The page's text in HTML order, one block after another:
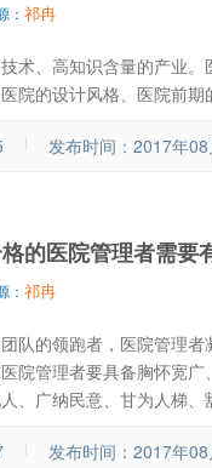
： 祁冉
、高知识含量的产业。
院的设计风格、医院前期
发布时间：2017年08
的医院管理者需要
： 祁冉
队的领跑者，医院管理
院管理者要具备胸怀宽
、广纳民意、甘为人梯、
发布时间：2017年08